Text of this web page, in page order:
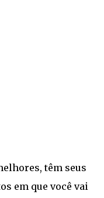
têm seus
em que você vai